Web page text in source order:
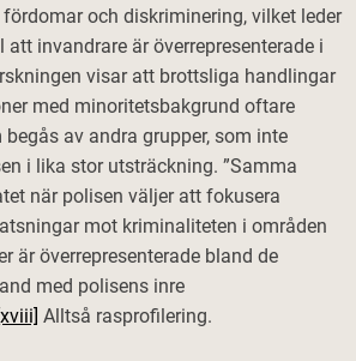
och diskriminering, vilket leder
invandrare är överrepresenterade i
visar att brottsliga handlingar
med minoritetsbakgrund oftare
av andra grupper, som inte
i lika stor utsträckning. ”Samma
när polisen väljer att fokusera
mot kriminaliteten i områden
är överrepresenterade bland de
med polisens inre
Alltså rasprofilering.